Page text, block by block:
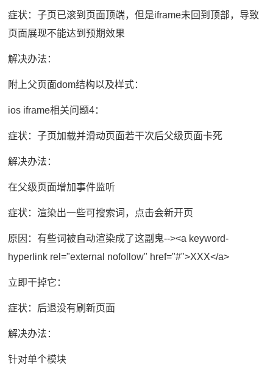
症状：子页已滚到页面顶端，但是iframe未回到顶部，导致
页面展现不能达到预期效果
解决办法：
附上父页面dom结构以及样式：
ios iframe相关问题4：
症状：子页加载并滑动页面若干次后父级页面卡死
解决办法：
在父级页面增加事件监听
症状：渲染出一些可搜索词，点击会新开页
原因：有些词被自动渲染成了这副鬼--><a keyword-
hyperlink rel="external nofollow" href="#">XXX</a>
立即干掉它：
症状：后退没有刷新页面
解决办法：
针对单个模块